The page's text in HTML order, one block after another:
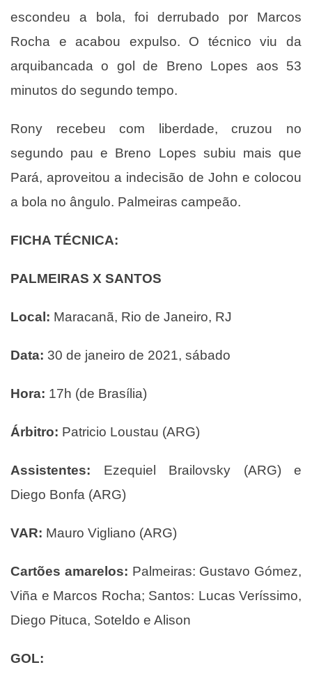
escondeu a bola, foi derrubado por Marcos
Rocha e acabou expulso. O técnico viu da
arquibancada o gol de Breno Lopes aos 53
minutos do segundo tempo.
Rony recebeu com liberdade, cruzou no
segundo pau e Breno Lopes subiu mais que
Pará, aproveitou a indecisão de John e colocou
a bola no ângulo. Palmeiras campeão.
FICHA TÉCNICA:
PALMEIRAS X SANTOS
Local: Maracanã, Rio de Janeiro, RJ
Data: 30 de janeiro de 2021, sábado
Hora: 17h (de Brasília)
Árbitro: Patricio Loustau (ARG)
Assistentes: Ezequiel Brailovsky (ARG) e
Diego Bonfa (ARG)
VAR: Mauro Vigliano (ARG)
Cartões amarelos: Palmeiras: Gustavo Gómez,
Viña e Marcos Rocha; Santos: Lucas Veríssimo,
Diego Pituca, Soteldo e Alison
GOL: